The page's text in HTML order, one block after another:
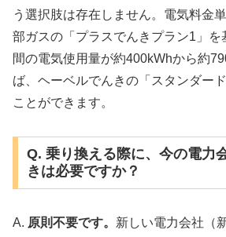
う選択肢は存在しません。電気料金
部ガスの「プラスでんきプラン1」を
間の電気使用量が約400kWhから約
ば、ヘーベルでんきの「スタンダー
ことができます。
Q. 乗り換える際に、今の電力
きは必要ですか？
A. 原則不要です。 新しい電力会社（